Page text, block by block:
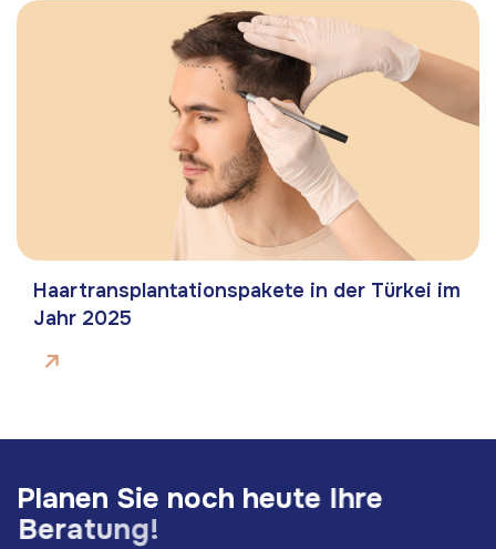
Haartransplantationspakete in der Türkei im
Jahr 2025
Planen Sie noch heute Ihre
Beratung!